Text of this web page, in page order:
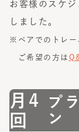
お客様のスケ
しました。
※ペアでのトレー
ご希望の方は
月4
回
プラ
ン